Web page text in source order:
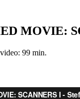
MOVIE:
99 min.